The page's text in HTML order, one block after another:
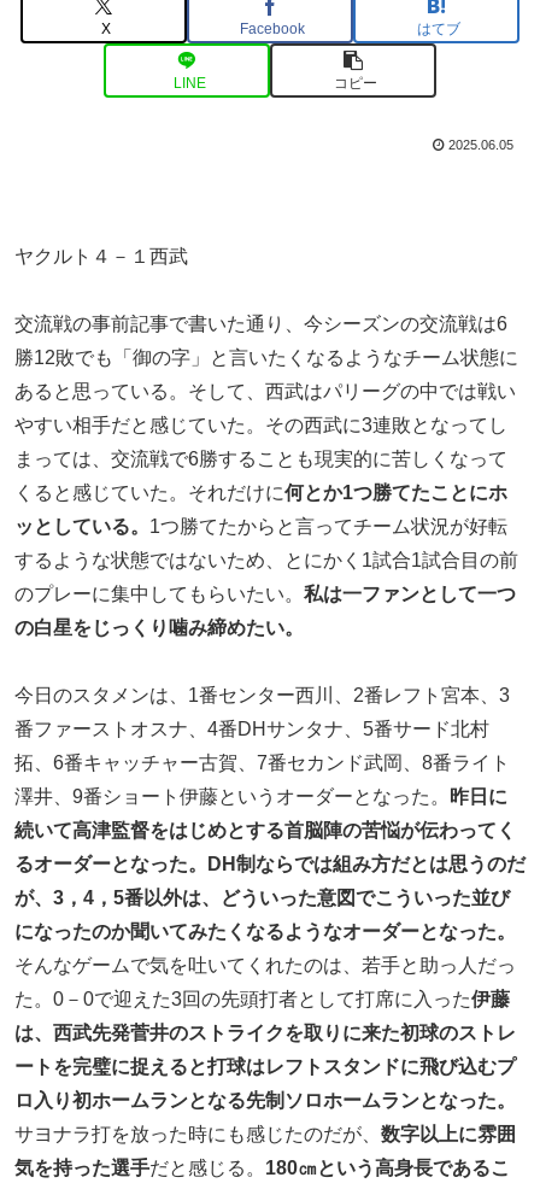
X Facebook はてブ
LINE コピー
2025.06.05
ヤクルト４－１西武
交流戦の事前記事で書いた通り、今シーズンの交流戦は6
勝12敗でも「御の字」と言いたくなるようなチーム状態に
あると思っている。そして、西武はパリーグの中では戦い
やすい相手だと感じていた。その西武に3連敗となってし
まっては、交流戦で6勝することも現実的に苦しくなって
くると感じていた。それだけに何とか1つ勝てたことにホ
ッとしている。 1つ勝てたからと言ってチーム状況が好転
するような状態ではないため、とにかく1試合1試合目の前
のプレーに集中してもらいたい。 私は一ファンとして一つ
の白星をじっくり噛み締めたい。
今日のスタメンは、1番センター西川、2番レフト宮本、3
番ファーストオスナ、4番DHサンタナ、5番サード北村
拓、6番キャッチャー古賀、7番セカンド武岡、8番ライト
澤井、9番ショート伊藤というオーダーとなった。
昨日に
続いて高津監督をはじめとする首脳陣の苦悩が伝わってく
るオーダーとなった。DH制ならでは組み方だとは思うのだ
が、3，4，5番以外は、どういった意図でこういった並び
になったのか聞いてみたくなるようなオーダーとなった。
そんなゲームで気を吐いてくれたのは、若手と助っ人だっ
た。0－0で迎えた3回の先頭打者として打席に入った伊藤
は、西武先発菅井のストライクを取りに来た初球のストレ
ートを完璧に捉えると打球はレフトスタンドに飛び込むプ
ロ入り初ホームランとなる先制ソロホームランとなった。
サヨナラ打を放った時にも感じたのだが、 数字以上に雰囲
気を持った選手だと感じる。 180㎝という高身長であるこ